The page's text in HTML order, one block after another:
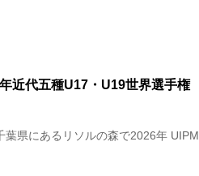
近代五種U17・U19世界選手権
県にあるリソルの森で2026年 UIPM